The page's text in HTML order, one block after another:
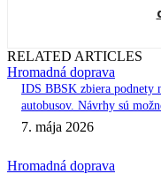
RELATED ARTICLES
Hromadná doprava
IDS BBSK zbiera podnety
autobusov. Návrhy sú
7. mája 2026
Hromadná doprava